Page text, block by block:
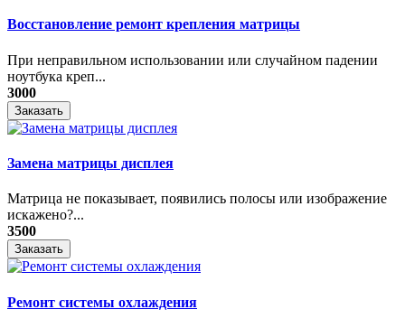
Восстановление ремонт крепления матрицы
При неправильном использовании или случайном падении
ноутбука креп...
3000
Заказать
Замена матрицы дисплея
Матрица не показывает, появились полосы или изображение
искажено?...
3500
Заказать
Ремонт системы охлаждения